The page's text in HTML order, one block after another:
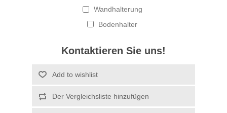
Wandhalterung
Bodenhalter
Kontaktieren Sie uns!
Add to wishlist
Der Vergleichsliste hinzufügen